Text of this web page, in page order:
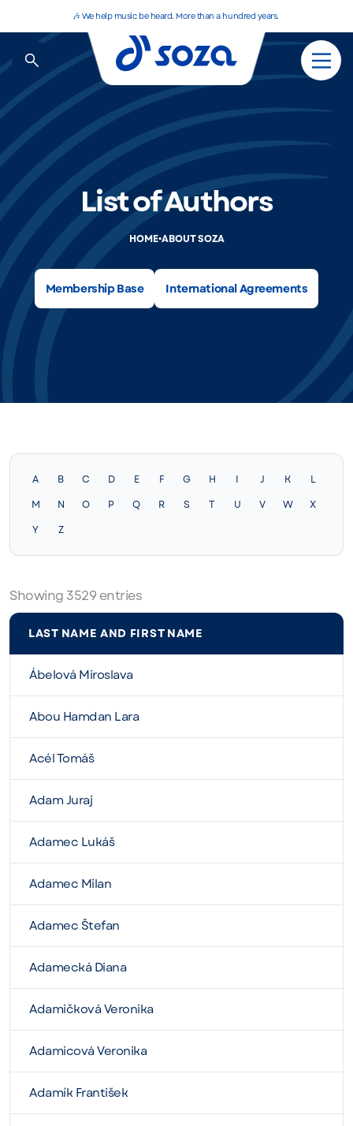
🎶 We help music be heard. More than a hundred years.
List of Authors
HOME•ABOUT SOZA
Membership Base International Agreements
A B C D E F G H I J K
L
M
N O P Q R S T U V W
X
Y
Z
Showing 3529 entries
LAST NAME AND FIRST NAME
Ábelová Miroslava
Abou Hamdan Lara
Acél Tomáš
Adam Juraj
Adamec Lukáš
Adamec Milan
Adamec Štefan
Adamecká Diana
Adamičková Veronika
Adamicová Veronika
Adamík František